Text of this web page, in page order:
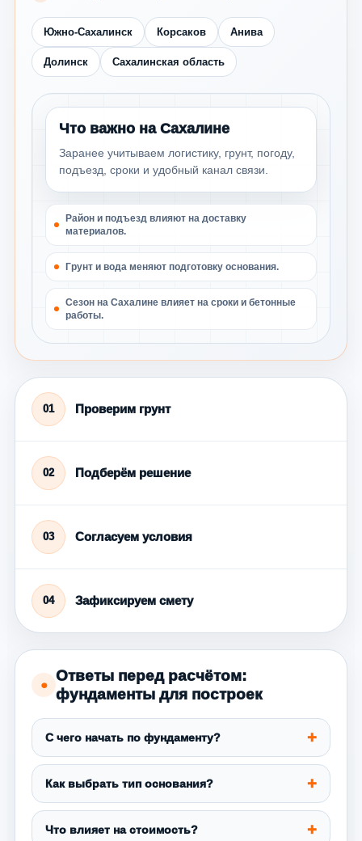
Южно-Сахалинск Корсаков Анива
Долинск Сахалинская область
Что важно на Сахалине
Заранее учитываем логистику, грунт, погоду,
подъезд, сроки и удобный канал связи.
Район и подъезд влияют на доставку
материалов.
Грунт и вода меняют подготовку основания.
Сезон на Сахалине влияет на сроки и бетонные
работы.
01 Проверим грунт
02 Подберём решение
03 Согласуем условия
04 Зафиксируем смету
●
Ответы перед расчётом:
фундаменты для построек
С чего начать по фундаменту?
Как выбрать тип основания?
Что влияет на стоимость?